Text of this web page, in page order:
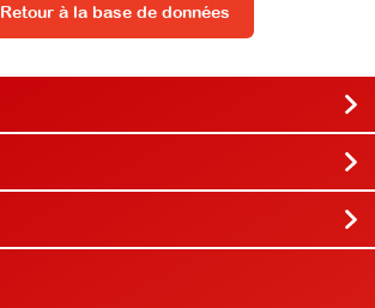
Retour à la base de données